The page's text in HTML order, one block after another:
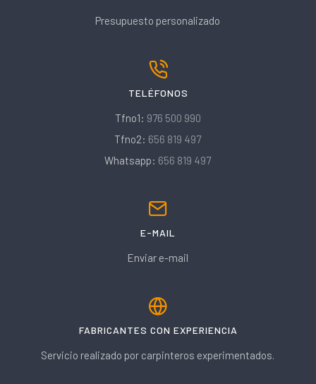
Presupuesto personalizado
TELÉFONOS
Tfno1: 976 500 990
Tfno2: 656 819 497
Whatsapp: 656 819 497
E-MAIL
Enviar e-mail
FABRICANTES CON EXPERIENCIA
Servicio realizado por carpinteros experimentados.